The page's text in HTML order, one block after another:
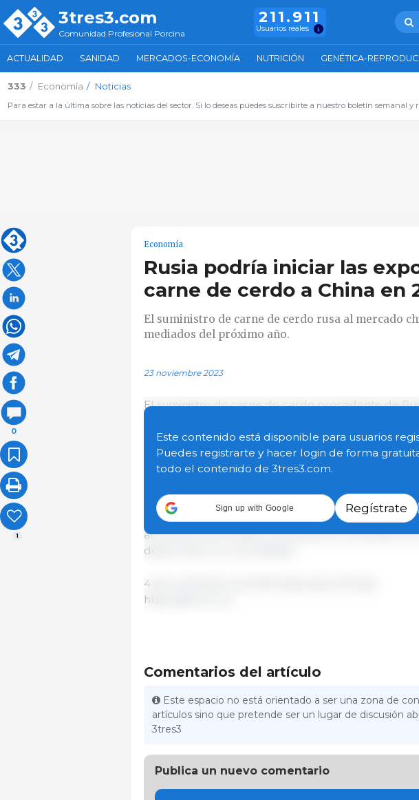
3tres3.com
Comunidad Profesional Porcina
211.911
Usuarios reales
ACTUALIDAD SANIDAD MERCADOS-ECONOMÍA NUTRICIÓN GENÉTICA-
333 Economía Noticias
Para estar a la última sobre las noticias del sector. Si lo deseas puedes suscribirte a nuestro boletín semanal
0
1
Economía
Rusia podría iniciar las
carne de cerdo a China en
El suministro de carne de cerdo rusa al mercado
mediados del próximo año.
23 noviembre 2023
El suministro de carne de cerdo procedente de
Victoria Abramchenko en el marco de la exposición
“Posiblemente a mediados del próximo año”, dijo
Según Victoria Abramchenko, todos los
acuerdos entre Rusia y China sobre el suministro
desarrollan con normalidad.
4 de noviembre de 2023/ Agroexport/ Rusia.
https://aemcx.ru/
Este contenido está disponible para usuarios
Puedes registrarte y hacer login de forma
todo el contenido de 3tres3.com.
Sign up with Google Regístrate
Comentarios del artículo
Este espacio no está orientado a ser una zona de
artículos sino que pretende ser un lugar de discusión
3tres3
Publica un nuevo comentario